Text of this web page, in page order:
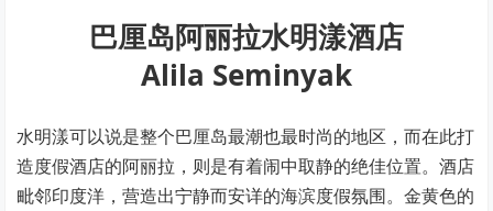
巴厘岛阿丽拉水明漾酒店
Alila Seminyak
水明漾可以说是整个巴厘岛最潮也最时尚的地区，而在此打
造度假酒店的阿丽拉，则是有着闹中取静的绝佳位置。酒店
毗邻印度洋，营造出宁静而安详的海滨度假氛围。金黄色的